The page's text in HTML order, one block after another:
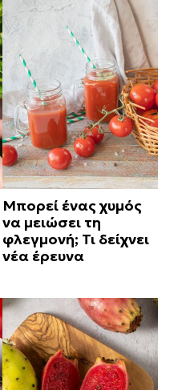
Μπορεί ένας χυμός
να μειώσει τη
φλεγμονή; Τι δείχνει
νέα έρευνα